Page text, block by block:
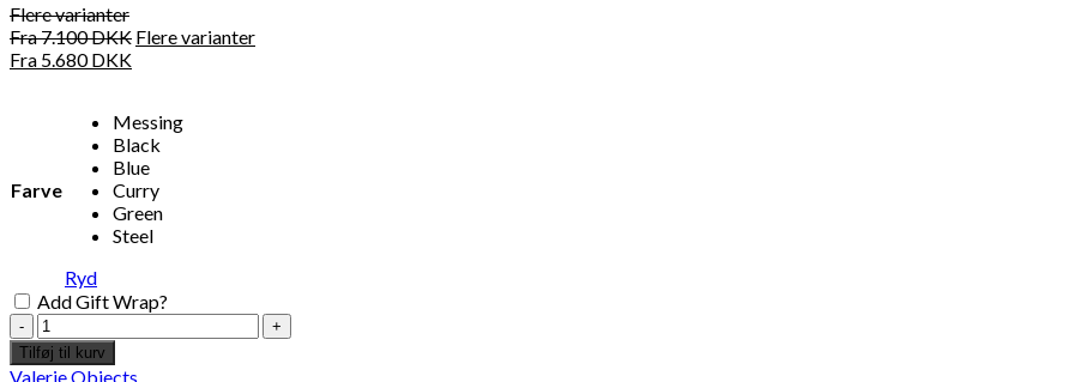
Flere varianter
Fra7.100DKK Flere varianter
Fra 5.680DKK
Farve
Messing
Black
Blue
Curry
Green
Steel
Ryd
Add Gift Wrap?
Muller
Van
Severen
Tilføj til kurv
Valerie Objects